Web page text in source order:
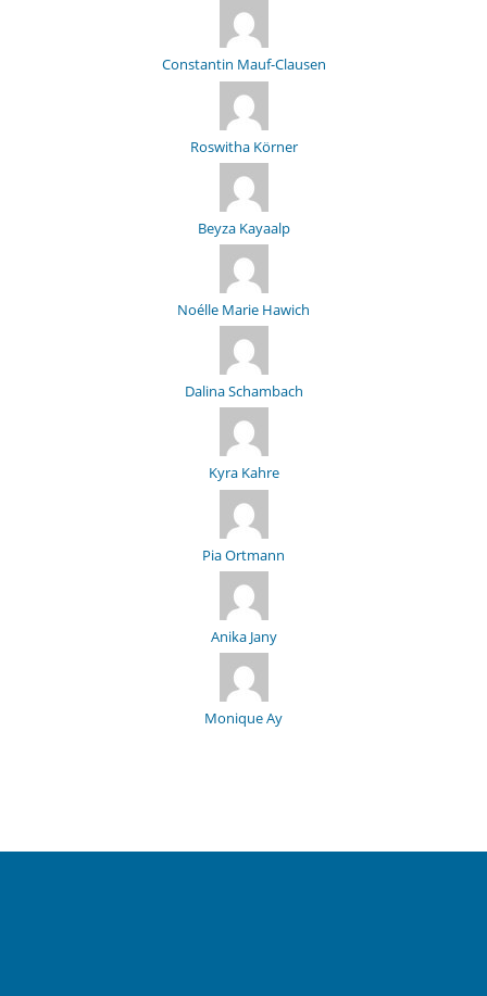
Constantin Mauf-Clausen
Roswitha Körner
Beyza Kayaalp
Noélle Marie Hawich
Dalina Schambach
Kyra Kahre
Pia Ortmann
Anika Jany
Monique Ay